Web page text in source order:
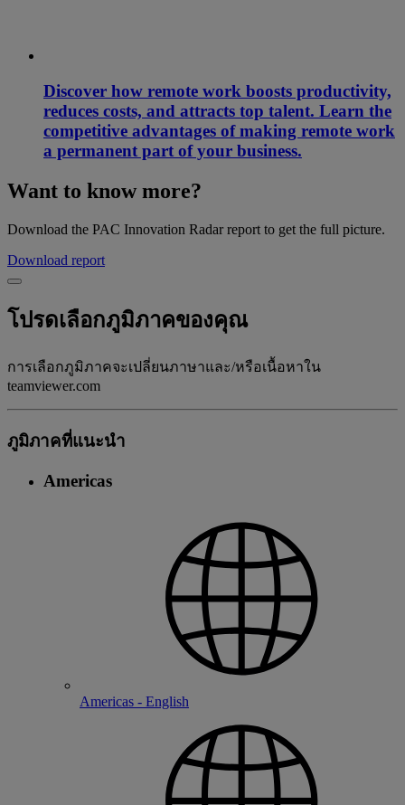
Discover how remote work boosts productivity,
reduces costs, and attracts top talent. Learn the
competitive advantages of making remote work
a permanent part of your business.
Want to know more?
Download the PAC Innovation Radar report to get the full picture.
Download report
โปรดเลือกภูมิภาคของคุณ
การเลือกภูมิภาคจะเปลี่ยนภาษาและ/หรือเนื้อหาใน
teamviewer.com
ภูมิภาคที่แนะนํา
Americas
Americas - English